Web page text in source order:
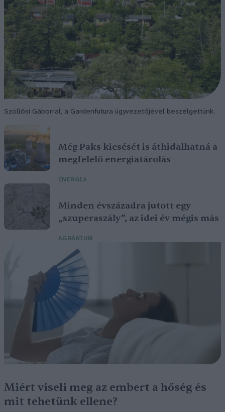
Szöllősi Gáborral, a Gardenfutura ügyvezetőjével beszélgettünk.
Még Paks kiesését is áthidalhatná a
megfelelő energiatárolás
ENERGIA
Minden évszázadra jutott egy
„szuperaszály”, az idei év mégis más
AGRÁRIUM
Miért viseli meg az embert a hőség és
mit tehetünk ellene?